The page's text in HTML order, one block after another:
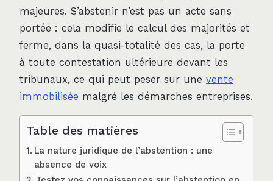
majeures. S’abstenir n’est pas un acte sans
portée : cela modifie le calcul des majorités et
ferme, dans la quasi-totalité des cas, la porte
à toute contestation ultérieure devant les
tribunaux, ce qui peut peser sur une vente
immobilisée malgré les démarches entreprises.
Table des matières
La nature juridique de l’abstention : une
absence de voix